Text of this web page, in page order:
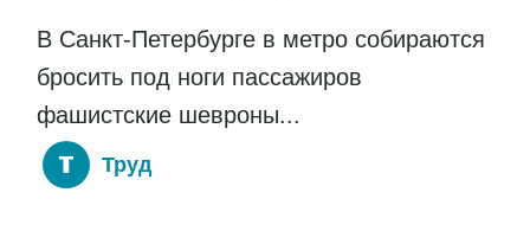
В Санкт-Петербурге в метро собираются
бросить под ноги пассажиров
фашистские шевроны...
Труд